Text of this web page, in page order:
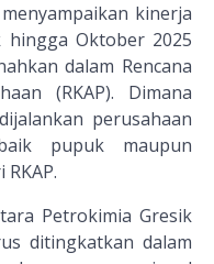
kinerja
hingga Oktober 2025
dalam Rencana
(RKAP). Dimana
perusahaan
pupuk maupun
Petrokimia Gresik
ditingkatkan dalam